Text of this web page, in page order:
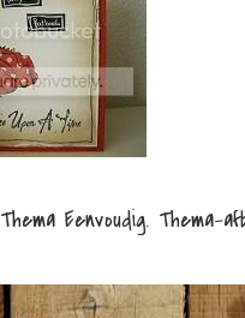
Thema Eenvoudig. Thema-